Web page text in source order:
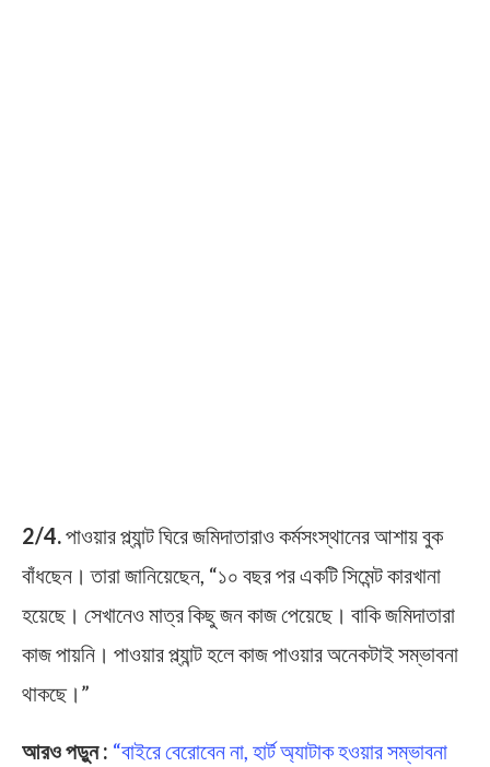
2/4.পাওয়ার প্ল্যান্ট ঘিরে জমিদাতারাও কর্মসংস্থানের আশায় বুক
বাঁধছেন। তারা জানিয়েছেন, “১০ বছর পর একটি সিমেন্ট কারখানা
হয়েছে। সেখানেও মাত্র কিছু জন কাজ পেয়েছে। বাকি জমিদাতারা
কাজ পায়নি। পাওয়ার প্ল্যান্ট হলে কাজ পাওয়ার অনেকটাই সম্ভাবনা
থাকছে।”
আরও পড়ুন : “বাইরে বেরোবেন না, হার্ট অ্যাটাক হওয়ার সম্ভাবনা